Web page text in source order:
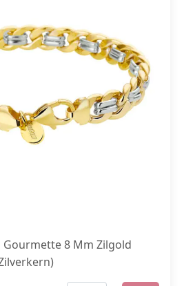
8 Mm Zilgold